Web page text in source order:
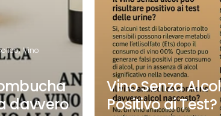
Vino
davvero
Vino Senza
Positivo ai